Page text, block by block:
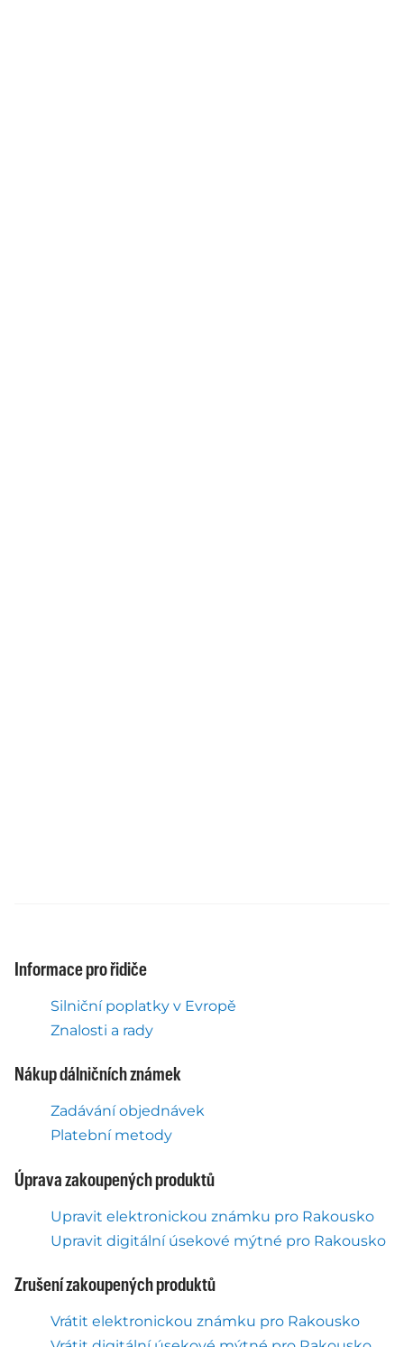
Informace pro řidiče
Silniční poplatky v Evropě
Znalosti a rady
Nákup dálničních známek
Zadávání objednávek
Platební metody
Úprava zakoupených produktů
Upravit elektronickou známku pro Rakousko
Upravit digitální úsekové mýtné pro Rakousko
Zrušení zakoupených produktů
Vrátit elektronickou známku pro Rakousko